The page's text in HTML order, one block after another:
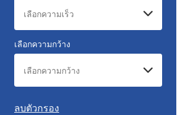
เลือกความกว้าง
ลบตัวกรอง